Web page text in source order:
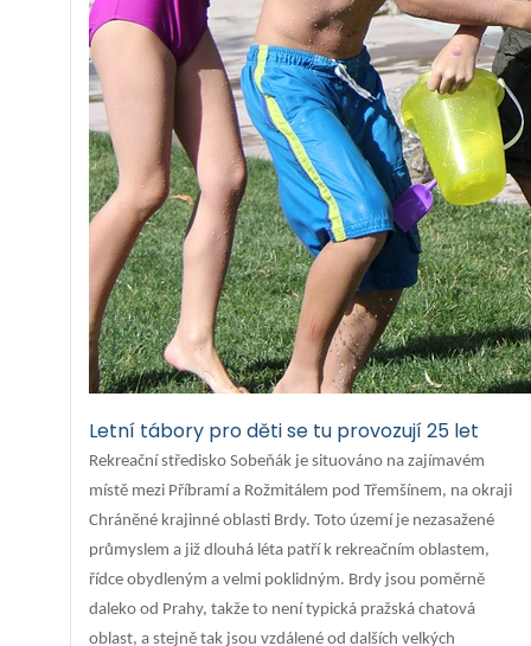
Letní tábory pro děti se tu provozují 25 let
Rekreační středisko Sobeňák je situováno na zajímavém
místě mezi Příbramí a Rožmitálem pod Třemšínem, na okraji
Chráněné krajinné oblasti Brdy. Toto území je nezasažené
průmyslem a již dlouhá léta patří k rekreačním oblastem,
řídce obydleným a velmi poklidným. Brdy jsou poměrně
daleko od Prahy, takže to není typická pražská chatová
oblast, a stejně tak jsou vzdálené od dalších velkých